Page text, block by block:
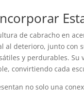
de cabracho en
al deterioro, junto con
y perdurables.
convirtiendo cada
no solo una